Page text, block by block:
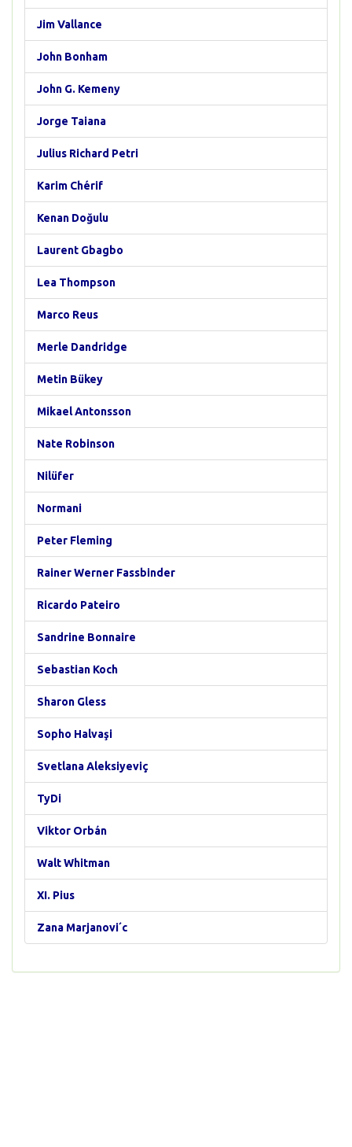
Jim Vallance
John Bonham
John G. Kemeny
Jorge Taiana
Julius Richard Petri
Karim Chérif
Kenan Doğulu
Laurent Gbagbo
Lea Thompson
Marco Reus
Merle Dandridge
Metin Bükey
Mikael Antonsson
Nate Robinson
Nilüfer
Normani
Peter Fleming
Rainer Werner Fassbinder
Ricardo Pateiro
Sandrine Bonnaire
Sebastian Koch
Sharon Gless
Sopho Halvaşi
Svetlana Aleksiyeviç
TyDi
Viktor Orbán
Walt Whitman
XI. Pius
Zana Marjanovi´c